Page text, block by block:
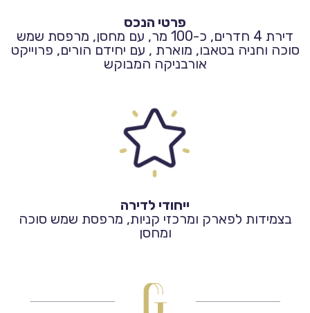
פרטי הנכס
דירת 4 חדרים, כ-100 מר, עם מחסן, מרפסת שמש
סוכה וחניה בטאבו, מוארת , עם יחידם הורים, פרוייקט
אורבניקה המבוקש
ייחודי לדירה
בצמידות לפארק ומרכזי קניות, מרפסת שמש סוכה
ומחסן